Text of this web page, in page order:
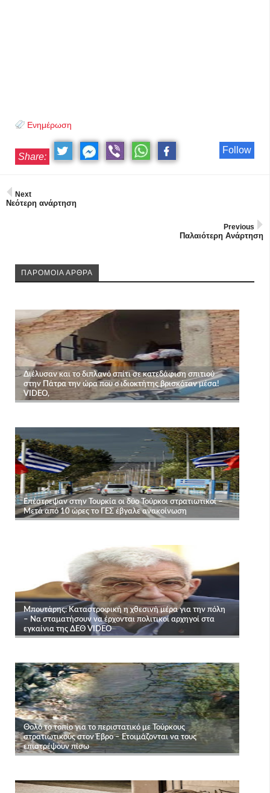
Ενημέρωση
Follow
Share:
Next
Νεότερη ανάρτηση
Previous
Παλαιότερη Ανάρτηση
ΠΑΡΟΜΟΙΑ ΑΡΘΡΑ